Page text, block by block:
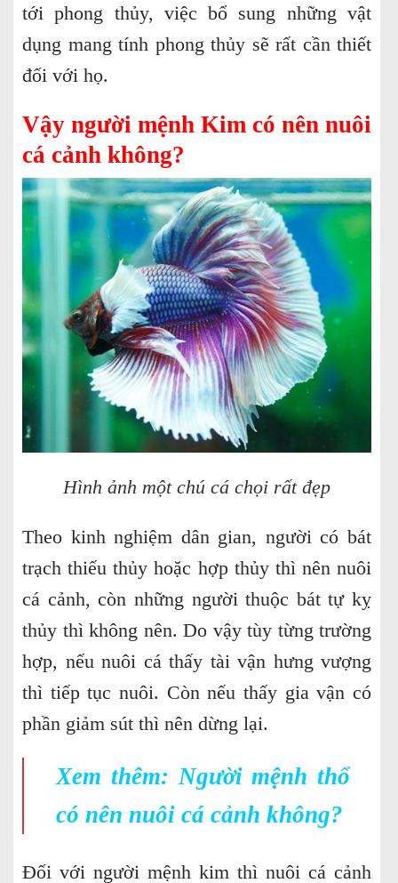
tới phong thủy, việc bổ sung những vật
dụng mang tính phong thủy sẽ rất cần thiết
đối với họ.
Vậy người mệnh Kim có nên nuôi
cá cảnh không?
Hình ảnh một chú cá chọi rất đẹp
Theo kinh nghiệm dân gian, người có bát
trạch thiếu thủy hoặc hợp thủy thì nên nuôi
cá cảnh, còn những người thuộc bát tự kỵ
thủy thì không nên. Do vậy tùy từng trường
hợp, nếu nuôi cá thấy tài vận hưng vượng
thì tiếp tục nuôi. Còn nếu thấy gia vận có
phần giảm sút thì nên dừng lại.
Xem thêm: Người mệnh thổ
có nên nuôi cá cảnh không?
Đối với người mệnh kim thì nuôi cá cảnh